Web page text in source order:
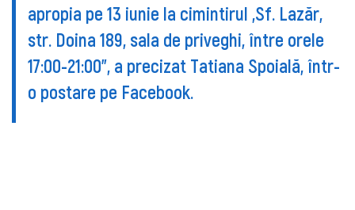
apropia pe 13 iunie la cimintirul „Sf. Lazăr,
str. Doina 189, sala de priveghi, între orele
17:00-21:00", a precizat Tatiana Spoială, într-
o postare pe Facebook.